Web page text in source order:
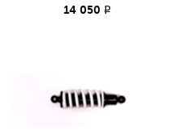
14 050 q